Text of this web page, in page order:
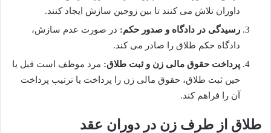
داوران تلاش می کنند تا بین زوجین سازش ایجاد کنند.
رسیدگی در دادگاه و صدور حکم: در صورت عدم سازش،
دادگاه حکم طلاق را صادر می کند.
پرداخت حقوق مالی زن و ثبت طلاق: مرد موظف است قبل یا
حین ثبت طلاق، حقوق مالی زن را پرداخت یا ترتیب پرداخت
آن را فراهم کند.
طلاق از طرف زن در دوران عقد